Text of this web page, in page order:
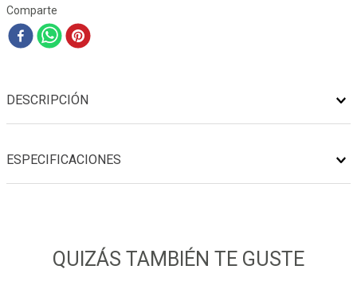
Comparte
DESCRIPCIÓN
ESPECIFICACIONES
QUIZÁS TAMBIÉN TE GUSTE